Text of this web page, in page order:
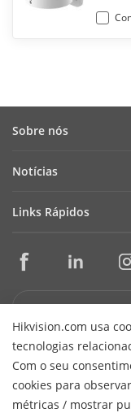
Hikvision.com usa
tecnologias
Com o seu
cookies para
métricas / mostrar
Sobre nós
Cibersegurança
Sustentabilidade
Fale Conosco
Perguntas
Notícias
Casos de Sucesso
Links Rápidos
Ferramentas de
SDKs de Integração
Garantia e Troca
Suporte Técnico
Hikvision do Brasil